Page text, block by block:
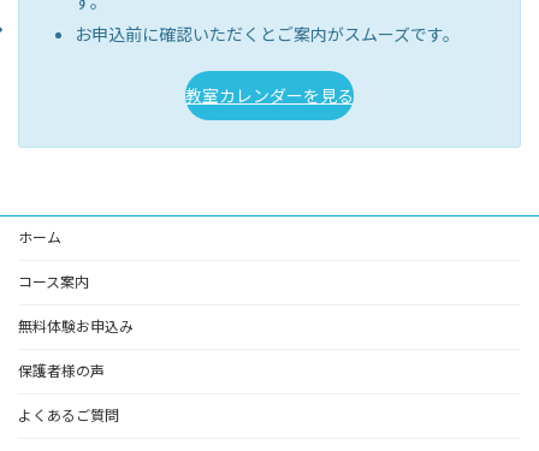
お申込前に確認いただくとご案内がスムーズです。
教室カレンダーを見る
ホーム
コース案内
無料体験お申込み
保護者様の声
よくあるご質問